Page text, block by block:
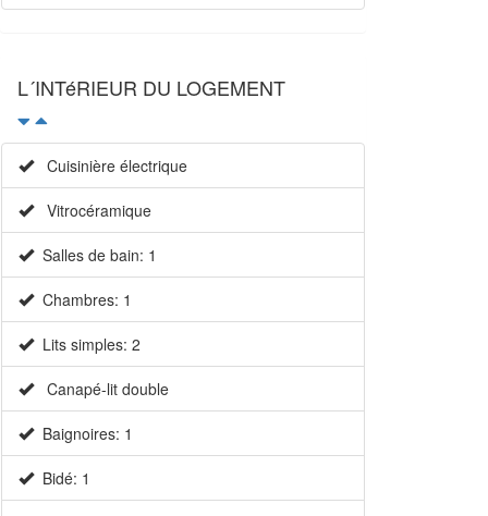
L´INTéRIEUR DU LOGEMENT
Cuisinière électrique
Vitrocéramique
Salles de bain: 1
Chambres: 1
Lits simples: 2
Canapé-lit double
Baignoires: 1
Bidé: 1